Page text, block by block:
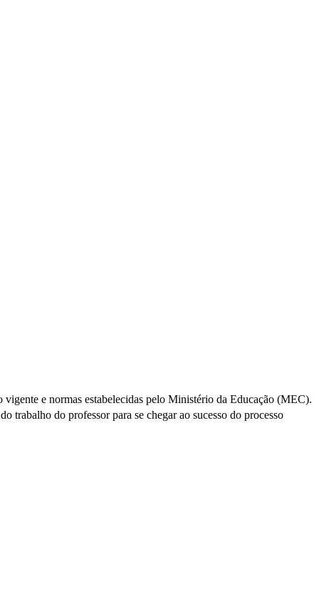
e normas estabelecidas pelo Ministério da Educação (MEC).
trabalho do professor para se chegar ao sucesso do processo